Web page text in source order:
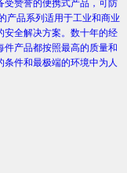
产品系列适用于工业和商业
安全解决方案。数十年的经
产品都按照最高的质量和
件和最极端的环境中为人